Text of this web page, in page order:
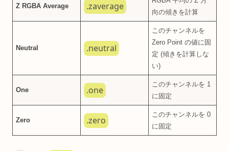
Z RGBA Average .zaverage
向の傾きを計算
Neutral .neutral
このチャンネルを
Zero Point の値に固
定 (傾きを計算しな
い)
One .one
このチャンネルを 1
に固定
Zero .zero
このチャンネルを 0
に固定